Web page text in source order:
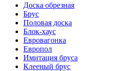
Доска обрезная
Брус
Половая доска
Блок-хаус
Евровагонка
Европол
Имитация бруса
Клееный брус